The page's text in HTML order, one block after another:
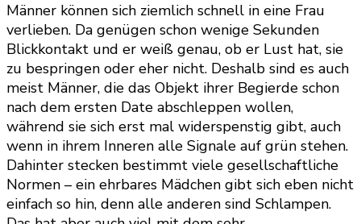
Männer können sich ziemlich schnell in eine Frau
verlieben. Da genügen schon wenige Sekunden
Blickkontakt und er weiß genau, ob er Lust hat, sie
zu bespringen oder eher nicht. Deshalb sind es auch
meist Männer, die das Objekt ihrer Begierde schon
nach dem ersten Date abschleppen wollen,
während sie sich erst mal widerspenstig gibt, auch
wenn in ihrem Inneren alle Signale auf grün stehen.
Dahinter stecken bestimmt viele gesellschaftliche
Normen – ein ehrbares Mädchen gibt sich eben nicht
einfach so hin, denn alle anderen sind Schlampen.